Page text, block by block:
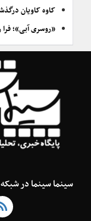
کاوه کاویان
«روسری آبی»؛
سینما سینما در